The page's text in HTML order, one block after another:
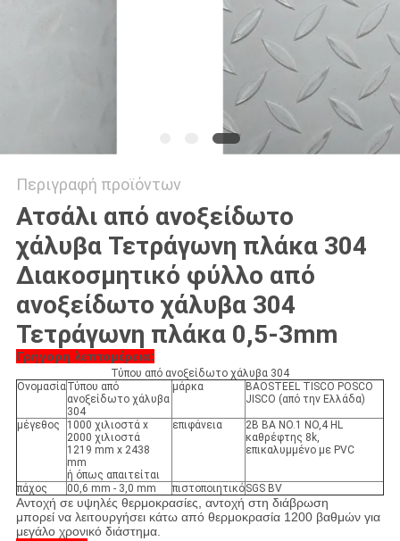
Περιγραφή προϊόντων
Ατσάλι από ανοξείδωτο
χάλυβα Τετράγωνη πλάκα 304
Διακοσμητικό φύλλο από
ανοξείδωτο χάλυβα 304
Τετράγωνη πλάκα 0,5-3mm
Γρήγορη λεπτομέρεια:
Τύπου από ανοξείδωτο χάλυβα 304
ΟνομασίαΤύπου από
ανοξείδωτο χάλυβα
304
μάρκα
BAOSTEEL TISCO POSCO
JISCO (από την Ελλάδα)
μέγεθος
1000 χιλιοστά x
2000 χιλιοστά
1219 mm x 2438
mm
ή όπως απαιτείται
επιφάνεια
2B BA NO.1 NO,4 HL
καθρέφτης 8k,
επικαλυμμένο με PVC
πάχος 00,6 mm - 3,0 mm πιστοποιητικόSGS BV
Αντοχή σε υψηλές θερμοκρασίες, αντοχή στη διάβρωση
μπορεί να λειτουργήσει κάτω από θερμοκρασία 1200 βαθμών για
μεγάλο χρονικό διάστημα.